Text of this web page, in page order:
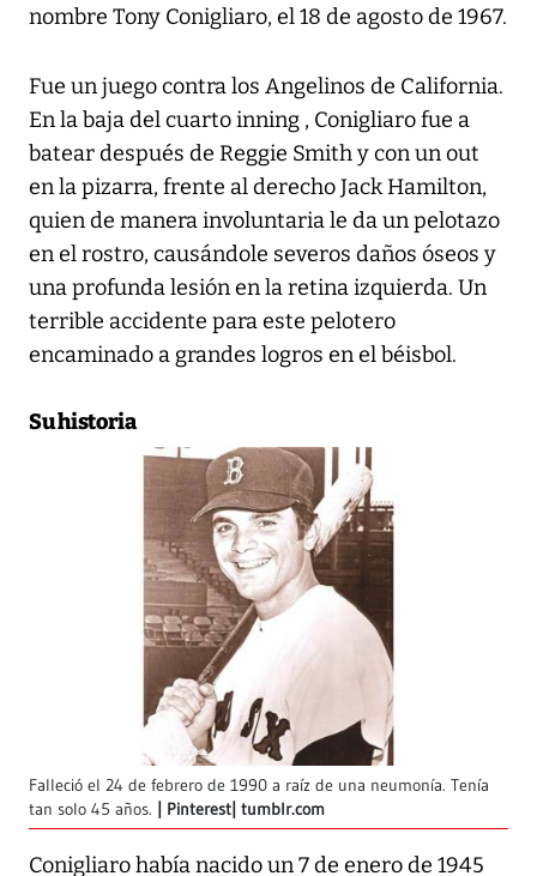
nombre Tony Conigliaro, el 18 de agosto de 1967.
Fue un juego contra los Angelinos de California.
En la baja del cuarto inning , Conigliaro fue a
batear después de Reggie Smith y con un out
en la pizarra, frente al derecho Jack Hamilton,
quien de manera involuntaria le da un pelotazo
en el rostro, causándole severos daños óseos y
una profunda lesión en la retina izquierda. Un
terrible accidente para este pelotero
encaminado a grandes logros en el béisbol.
Su historia
Falleció el 24 de febrero de 1990 a raíz de una neumonía. Tenía
tan solo 45 años.
Pinterest| tumblr.com
Conigliaro había nacido un 7 de enero de 1945